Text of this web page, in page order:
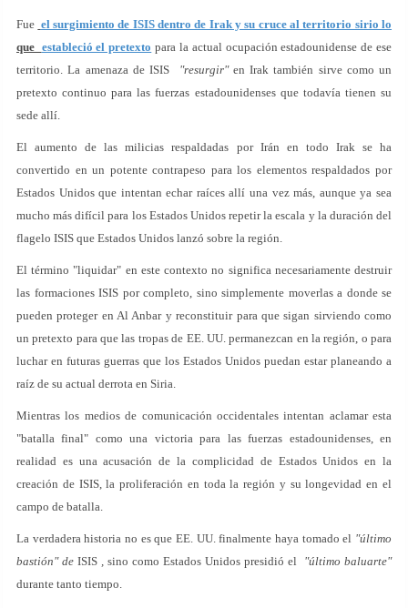
Fue el surgimiento de ISIS dentro de Irak y su cruce al territorio sirio lo
que estableció el pretexto para la actual ocupación estadounidense de ese
territorio. La amenaza de ISIS "resurgir"en Irak también sirve como un
pretexto continuo para las fuerzas estadounidenses que todavía tienen su
sede allí.
El aumento de las milicias respaldadas por Irán en todo Irak se ha
convertido en un potente contrapeso para los elementos respaldados por
Estados Unidos que intentan echar raíces allí una vez más, aunque ya sea
mucho más difícil para los Estados Unidos repetir la escala y la duración del
flagelo ISIS que Estados Unidos lanzó sobre la región.
El término "liquidar" en este contexto no significa necesariamente destruir
las formaciones ISIS por completo, sino simplemente moverlas a donde se
pueden proteger en Al Anbar y reconstituir para que sigan sirviendo como
un pretexto para que las tropas de EE. UU. permanezcan en la región, o para
luchar en futuras guerras que los Estados Unidos puedan estar planeando a
raíz de su actual derrota en Siria.
Mientras los medios de comunicación occidentales intentan aclamar esta
"batalla final" como una victoria para las fuerzas estadounidenses, en
realidad es una acusación de la complicidad de Estados Unidos en la
creación de ISIS, la proliferación en toda la región y su longevidad en el
campo de batalla.
La verdadera historia no es que EE. UU. finalmente haya tomado el "último
bastión" de ISIS , sino como Estados Unidos presidió el "último baluarte"
durante tanto tiempo.